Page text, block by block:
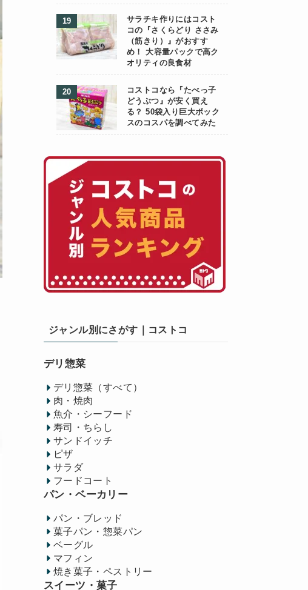
サラチキ作りにはコスト
コの『さくらどり ささみ
（筋きり）』がおすす
め！ 大容量パックで高ク
オリティの良食材
コストコなら『たべっ子
どうぶつ』が安く買え
る？ 50袋入り巨大ボック
スのコスパを調べてみた
ジャンル別にさがす｜コストコ
デリ惣菜
デリ惣菜（すべて）
肉・焼肉
魚介・シーフード
寿司・ちらし
サンドイッチ
ピザ
サラダ
フードコート
パン・ベーカリー
パン・ブレッド
菓子パン・惣菜パン
ベーグル
マフィン
焼き菓子・ペストリー
スイーツ・菓子